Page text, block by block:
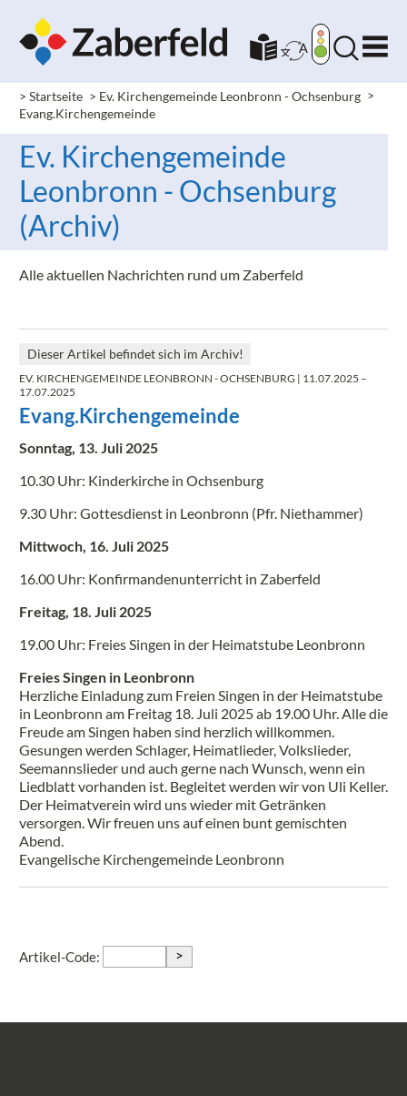
> Startseite > Ev. Kirchengemeinde Leonbronn - Ochsenburg >
Evang.Kirchengemeinde
Ev. Kirchengemeinde
Leonbronn - Ochsenburg
(Archiv)
Alle aktuellen Nachrichten rund um Zaberfeld
Dieser Artikel befindet sich im Archiv!
EV. KIRCHENGEMEINDE LEONBRONN - OCHSENBURG | 11.07.2025 –
17.07.2025
Evang.Kirchengemeinde
Sonntag, 13. Juli 2025
10.30 Uhr: Kinderkirche in Ochsenburg
9.30 Uhr: Gottesdienst in Leonbronn (Pfr. Niethammer)
Mittwoch, 16. Juli 2025
16.00 Uhr: Konfirmandenunterricht in Zaberfeld
Freitag, 18. Juli 2025
19.00 Uhr: Freies Singen in der Heimatstube Leonbronn
Freies Singen in Leonbronn
Herzliche Einladung zum Freien Singen in der Heimatstube
in Leonbronn am Freitag 18. Juli 2025 ab 19.00 Uhr. Alle die
Freude am Singen haben sind herzlich willkommen.
Gesungen werden Schlager, Heimatlieder, Volkslieder,
Seemannslieder und auch gerne nach Wunsch, wenn ein
Liedblatt vorhanden ist. Begleitet werden wir von Uli Keller.
Der Heimatverein wird uns wieder mit Getränken
versorgen. Wir freuen uns auf einen bunt gemischten
Abend.
Evangelische Kirchengemeinde Leonbronn
Artikel-Code: >